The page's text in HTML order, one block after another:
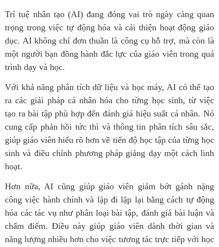
Trí tuệ nhân tạo (AI) đang đóng vai trò ngày càng quan
trọng trong việc tự động hóa và cải thiện hoạt động giáo
dục. AI không chỉ đơn thuần là công cụ hỗ trợ, mà còn là
một người bạn đồng hành đắc lực của giáo viên trong quá
trình dạy và học.
Với khả năng phân tích dữ liệu và học máy, AI có thể tạo
ra các giải pháp cá nhân hóa cho từng học sinh, từ việc
tạo ra bài tập phù hợp đến đánh giá hiệu suất cá nhân. Nó
cung cấp phản hồi tức thì và thông tin phân tích sâu sắc,
giúp giáo viên hiểu rõ hơn về tiến độ học tập của từng học
sinh và điều chỉnh phương pháp giảng dạy một cách linh
hoạt.
Hơn nữa, AI cũng giúp giáo viên giảm bớt gánh nặng
công việc hành chính và lặp đi lặp lại bằng cách tự động
hóa các tác vụ như phân loại bài tập, đánh giá bài luận và
chấm điểm. Điều này giúp giáo viên dành thời gian và
năng lượng nhiều hơn cho việc tương tác trực tiếp với học